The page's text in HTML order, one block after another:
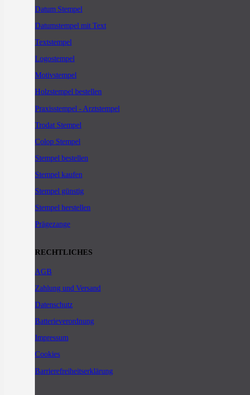
Datum Stempel
Datumstempel mit Text
Textstempel
Logostempel
Motivstempel
Holzstempel bestellen
Praxisstempel - Arztstempel
Trodat Stempel
Colop Stempel
Stempel bestellen
Stempel kaufen
Stempel günstig
Stempel herstellen
Prägezange
RECHTLICHES
AGB
Zahlung und Versand
Datenschutz
Batterieverordnung
Impressum
Cookies
Barrierefreiheitserklärung